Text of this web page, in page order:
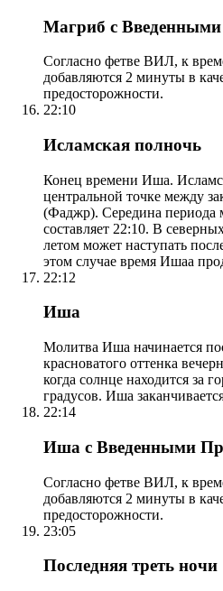
Магриб с
Согласно фетве ВИЛ, к
добавляются 2 минуты в
предосторожности.
22:10
Исламская полночь
Конец времени Иша.
центральной точке между
(Фаджр). Середина периода
составляет 22:10. В
летом может наступать
этом случае время Ишаа
22:12
Иша
Молитва Иша начинается
красноватого оттенка
когда солнце находится за
градусов. Иша
22:14
Иша с Введенными
Согласно фетве ВИЛ, к
добавляются 2 минуты в
предосторожности.
23:05
Последняя треть ночи